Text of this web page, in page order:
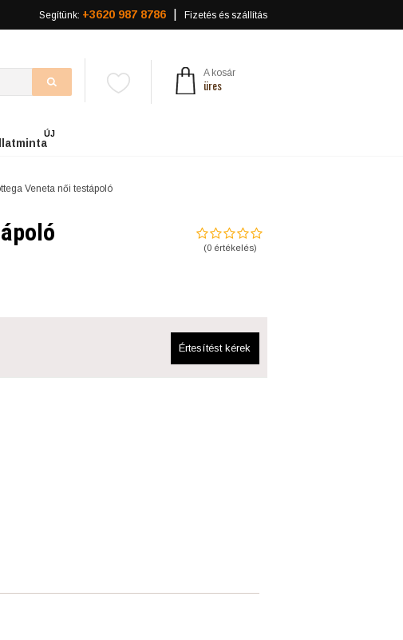
Segítünk: +3620 987 8786 Fizetés és szállítás
A kosár
üres
ÚJ
Veneta női testápoló
(0értékelés)
Értesítést kérek